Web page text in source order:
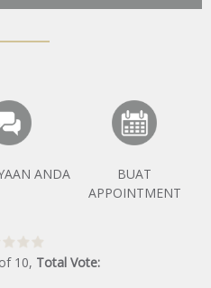
ANDA
BUAT
APPOINTMENT
of 10, Total Vote: